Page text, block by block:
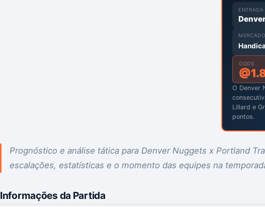
ENTRADA
MERCADO
ODDS
@
O Denver
Lillard e
pontos.
Prognóstico e análise tática para Denver Nuggets x Portland
escalações, estatísticas e o momento das equipes na
Informações da Partida